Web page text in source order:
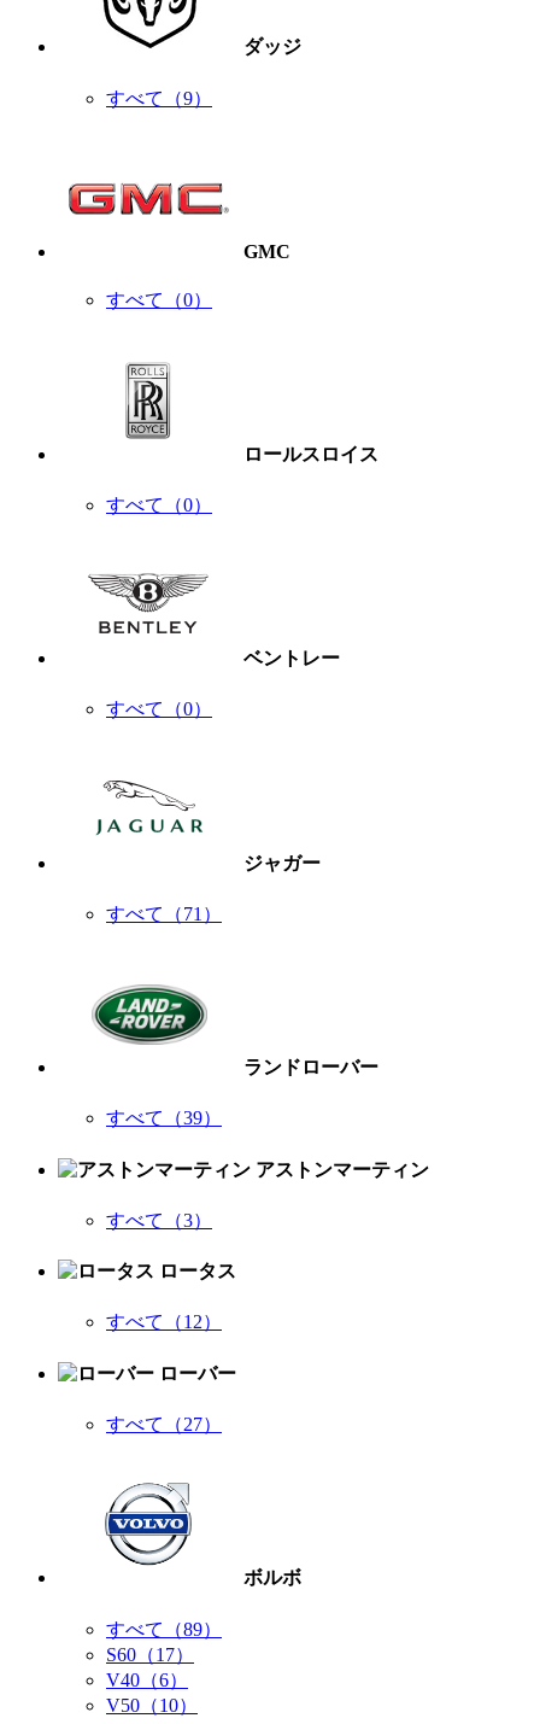
ダッジ
すべて（9）
GMC
すべて（0）
ロールスロイス
すべて（0）
ベントレー
すべて（0）
ジャガー
すべて（71）
ランドローバー
すべて（39）
アストンマーティン
すべて（3）
ロータス
すべて（12）
ローバー
すべて（27）
ボルボ
すべて（89）
S60（17）
V40（6）
V50（10）